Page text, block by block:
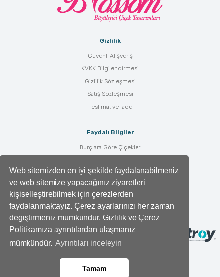
Web sitemizden en iyi şekilde faydalanabilmeniz
ve web sitemize yapacağınız ziyaretleri
kişiselleştirebilmek için çerezlerden
faydalanmaktayız. Çerez ayarlarınızı her zaman
değiştirmeniz mümkündür. Gizlilik ve Çerez
Politikamıza ayrıntılardan ulaşmanız
mümkündür. Ayrıntıları inceleyin
Tamam
Gizlilik
Güvenli Alışveriş
KVKK Bilgilendirmesi
Gizlilik Sözleşmesi
Satış Sözleşmesi
Teslimat ve İade
Faydalı Bilgiler
Burçlara Göre Çiçekler
Çiçek Anlamları
Tüm Blog Yazıları